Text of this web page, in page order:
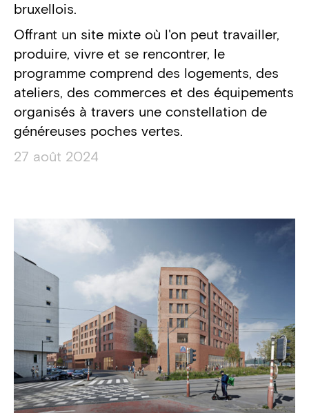
bruxellois.
Offrant un site mixte où l'on peut travailler,
produire, vivre et se rencontrer, le
programme comprend des logements, des
ateliers, des commerces et des équipements
organisés à travers une constellation de
généreuses poches vertes.
27 août 2024